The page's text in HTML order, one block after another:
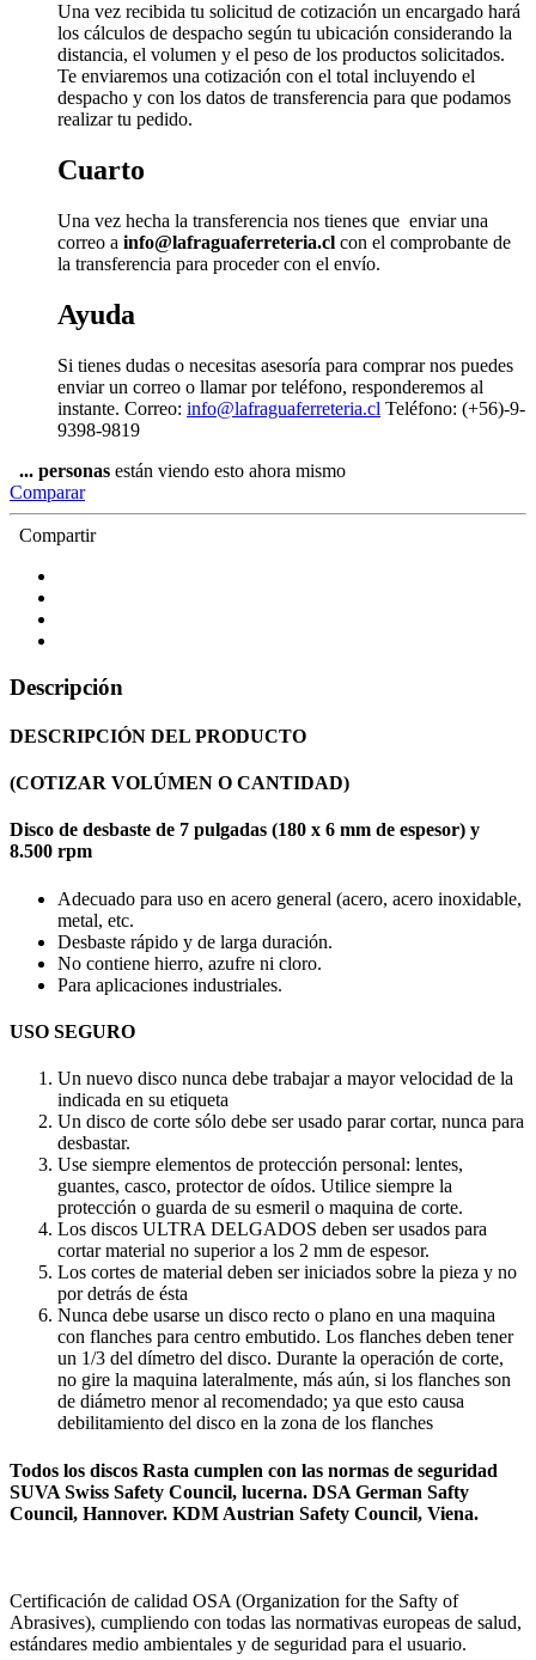
Una vez recibida tu solicitud de cotización un encargado hará
los cálculos de despacho según tu ubicación considerando la
distancia, el volumen y el peso de los productos solicitados.
Te enviaremos una cotización con el total incluyendo el
despacho y con los datos de transferencia para que podamos
realizar tu pedido.
Cuarto
Una vez hecha la transferencia nos tienes que enviar una
correo a info@lafraguaferreteria.cl con el comprobante de
la transferencia para proceder con el envío.
Ayuda
Si tienes dudas o necesitas asesoría para comprar nos puedes
enviar un correo o llamar por teléfono, responderemos al
instante. Correo: info@lafraguaferreteria.cl Teléfono: (+56)-9-
9398-9819
... personas están viendo esto ahora mismo
Comparar
Compartir
Descripción
DESCRIPCIÓN DEL PRODUCTO
(COTIZAR VOLÚMEN O CANTIDAD)
Disco de desbaste de 7 pulgadas (180 x 6 mm de espesor) y
8.500 rpm
Adecuado para uso en acero general (acero, acero inoxidable,
metal, etc.
Desbaste rápido y de larga duración.
No contiene hierro, azufre ni cloro.
Para aplicaciones industriales.
USO SEGURO
Un nuevo disco nunca debe trabajar a mayor velocidad de la
indicada en su etiqueta
Un disco de corte sólo debe ser usado parar cortar, nunca para
desbastar.
Use siempre elementos de protección personal: lentes,
guantes, casco, protector de oídos. Utilice siempre la
protección o guarda de su esmeril o maquina de corte.
Los discos ULTRA DELGADOS deben ser usados para
cortar material no superior a los 2 mm de espesor.
Los cortes de material deben ser iniciados sobre la pieza y no
por detrás de ésta
Nunca debe usarse un disco recto o plano en una maquina
con flanches para centro embutido. Los flanches deben tener
un 1/3 del dímetro del disco. Durante la operación de corte,
no gire la maquina lateralmente, más aún, si los flanches son
de diámetro menor al recomendado; ya que esto causa
debilitamiento del disco en la zona de los flanches
Todos los discos Rasta cumplen con las normas de seguridad
SUVA Swiss Safety Council, lucerna. DSA German Safty
Council, Hannover. KDM Austrian Safety Council, Viena.
Certificación de calidad OSA (Organization for the Safty of
Abrasives), cumpliendo con todas las normativas europeas de salud,
estándares medio ambientales y de seguridad para el usuario.